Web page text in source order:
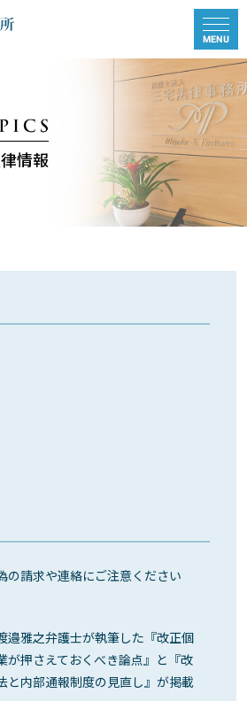
情報
の請求や連絡にご注意ください
邉雅之弁護士が執筆した『改正個
が押さえておくべき論点』と『改
と内部通報制度の見直し』が掲載